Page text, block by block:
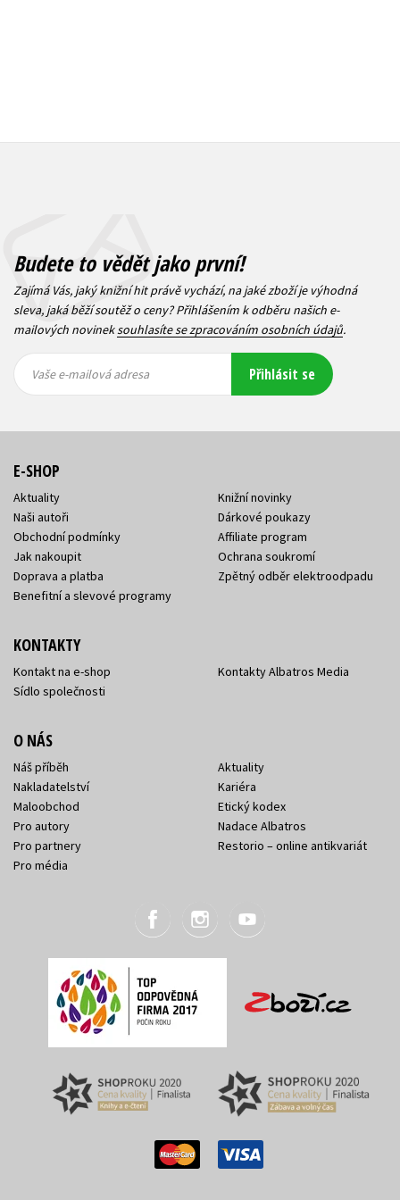
Budete to vědět jako první!
Zajímá Vás, jaký knižní hit právě vychází, na jaké zboží je výhodná
sleva, jaká běží soutěž o ceny? Přihlášením k odběru našich e-
mailových novineksouhlasíte se zpracováním osobních údajů.
mailová
mailová
Vaše e-mailová adresa Přihlásit se
E-SHOP
Aktuality
Naši autoři
Obchodní podmínky
Jak nakoupit
Doprava a platba
Benefitní a slevové programy
Knižní novinky
Dárkové poukazy
Affiliate program
Ochrana soukromí
Zpětný odběr elektroodpadu
KONTAKTY
Kontakt na e-shop
Sídlo společnosti
Kontakty Albatros Media
O NÁS
Náš příběh
Nakladatelství
Maloobchod
Pro autory
Pro partnery
Pro média
Aktuality
Kariéra
Etický kodex
Nadace Albatros
Restorio – online antikvariát